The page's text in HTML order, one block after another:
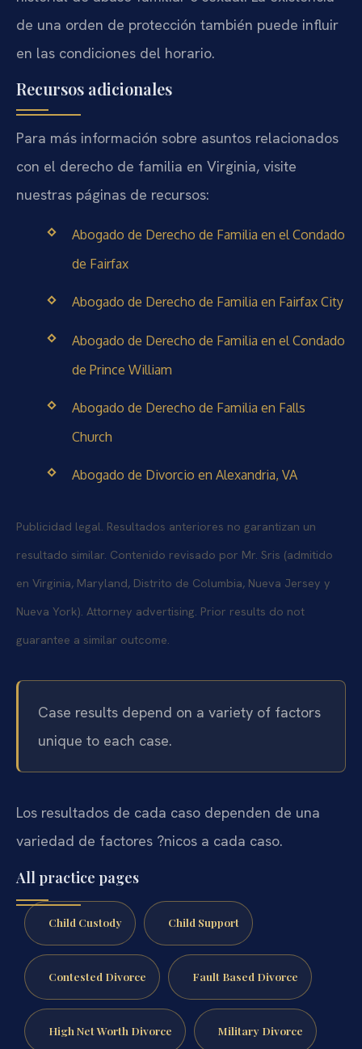
de una orden de protección también puede influir
en las condiciones del horario.
Recursos adicionales
Para más información sobre asuntos relacionados
con el derecho de familia en Virginia, visite
nuestras páginas de recursos:
Abogado de Derecho de Familia en el Condado
de Fairfax
Abogado de Derecho de Familia en Fairfax City
Abogado de Derecho de Familia en el Condado
de Prince William
Abogado de Derecho de Familia en Falls
Church
Abogado de Divorcio en Alexandria, VA
Publicidad legal. Resultados anteriores no garantizan un
resultado similar. Contenido revisado por Mr. Sris (admitido
en Virginia, Maryland, Distrito de Columbia, Nueva Jersey y
Nueva York). Attorney advertising. Prior results do not
guarantee a similar outcome.
Case results depend on a variety of factors
unique to each case.
Los resultados de cada caso dependen de una
variedad de factores ?nicos a cada caso.
All practice pages
Child Custody Child Support
Contested Divorce Fault Based Divorce
High Net Worth Divorce Military Divorce